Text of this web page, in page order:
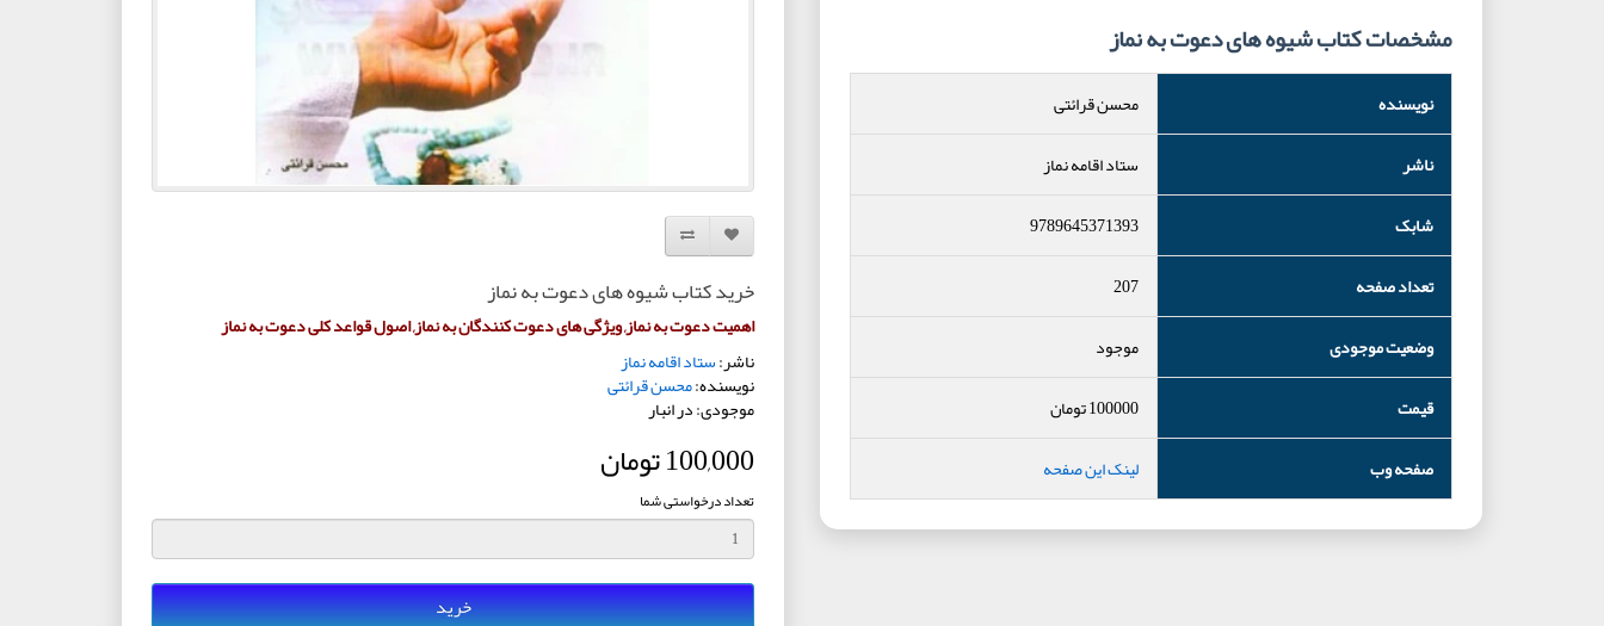
مشخصات کتاب شیوه های دعوت به نماز
نویسنده
محسن قرائتی
ناشر
ستاد اقامه نماز
شابک
9789645371393
تعداد صفحه
207
وضعیت موجودی
موجود
قیمت
100000تومان
صفحه وب
لینک این صفحه
افزودن به لیست دلخواه
مقایسه این محصول
خرید کتاب شیوه های دعوت به نماز
اهمیت دعوت به نماز, ویژگی های دعوت کنندگان به نماز, اصول قواعد کلی دعوت به نماز
ناشر:ستاد اقامه نماز
نویسنده:محسن قرائتی
موجودی: در انبار
100,000 تومان
تعداد درخواستی شما
خرید